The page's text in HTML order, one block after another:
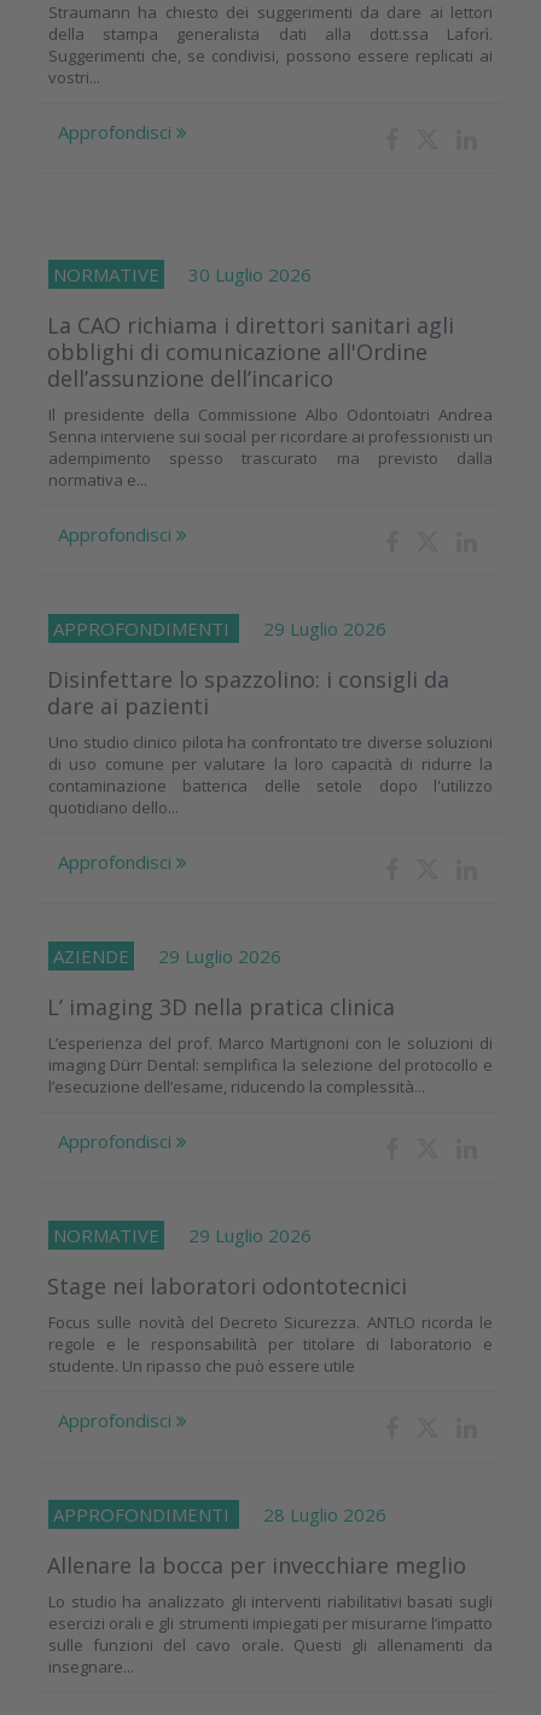
Straumann ha chiesto dei suggerimenti da dare ai lettori
della stampa generalista dati alla dott.ssa Laforì.
Suggerimenti che, se condivisi, possono essere replicati ai
vostri...
Approfondisci
NORMATIVE 30 Luglio 2026
La CAO richiama i direttori sanitari agli
obblighi di comunicazione all'Ordine
dell’assunzione dell’incarico
Il presidente della Commissione Albo Odontoiatri Andrea
Senna interviene sui social per ricordare ai professionisti un
adempimento spesso trascurato ma previsto dalla
normativa e...
Approfondisci
APPROFONDIMENTI 29 Luglio 2026
Disinfettare lo spazzolino: i consigli da
dare ai pazienti
Uno studio clinico pilota ha confrontato tre diverse soluzioni
di uso comune per valutare la loro capacità di ridurre la
contaminazione batterica delle setole dopo l'utilizzo
quotidiano dello...
Approfondisci
AZIENDE 29 Luglio 2026
L’ imaging 3D nella pratica clinica
L’esperienza del prof. Marco Martignoni con le soluzioni di
imaging Dürr Dental: semplifica la selezione del protocollo e
l’esecuzione dell’esame, riducendo la complessità...
Approfondisci
NORMATIVE 29 Luglio 2026
Stage nei laboratori odontotecnici
Focus sulle novità del Decreto Sicurezza. ANTLO ricorda le
regole e le responsabilità per titolare di laboratorio e
studente. Un ripasso che può essere utile
Approfondisci
APPROFONDIMENTI 28 Luglio 2026
Allenare la bocca per invecchiare meglio
Lo studio ha analizzato gli interventi riabilitativi basati sugli
esercizi orali e gli strumenti impiegati per misurarne l’impatto
sulle funzioni del cavo orale. Questi gli allenamenti da
insegnare...